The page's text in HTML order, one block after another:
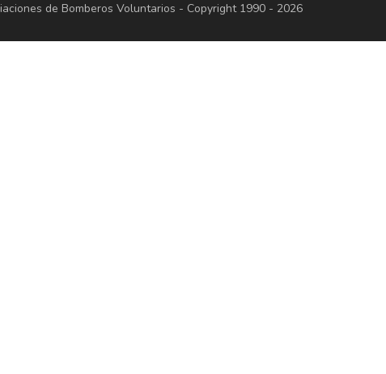
de Bomberos Voluntarios - Copyright 1990 - 2026